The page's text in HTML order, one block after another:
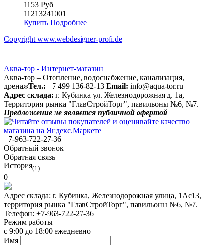
1153 Руб
11213241001
Купить Подробнее
Copyright www.webdesigner-profi.de
Аква-тор - Интернет-магазин
Аква-тор – Отопление, водоснабжение, канализация,
дренажТел.: +7 499 136-82-13 Email: info@aqua-tor.ru
Адрес склада: г. Кубинка ул. Железнодорожная д. 1а,
Территория рынка "ГлавСтройТорг", павильоны №6, №7.
Предложение не является публичной офертой
+7-963-722-27-36
Обратный звонок
Обратная связь
История(1)
0
Адрес склада: г. Кубинка, Железнодорожная улица, 1Ас13,
территория рынка "ГлавСтройТорг", павильоны №6, №7.
Телефон: +7-963-722-27-36
Режим работы
с 9:00 до 18:00 ежедневно
Имя